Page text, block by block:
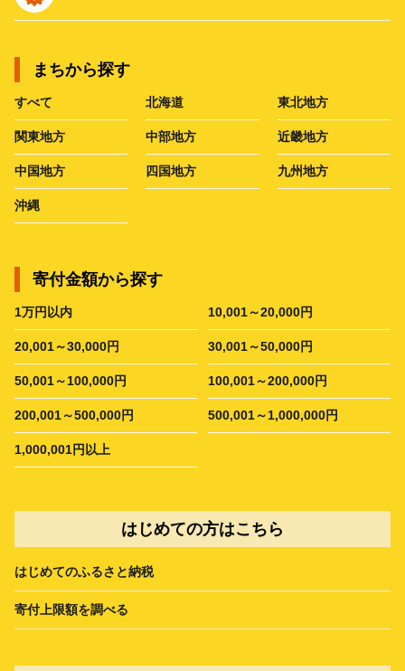
まちから探す
すべて 北海道 東北地方
関東地方 中部地方 近畿地方
中国地方 四国地方 九州地方
沖縄
寄付金額から探す
1万円以内 10,001～20,000円
20,001～30,000円 30,001～50,000円
50,001～100,000円 100,001～200,000円
200,001～500,000円 500,001～1,000,000円
1,000,001円以上
はじめての方はこちら
はじめてのふるさと納税
寄付上限額を調べる